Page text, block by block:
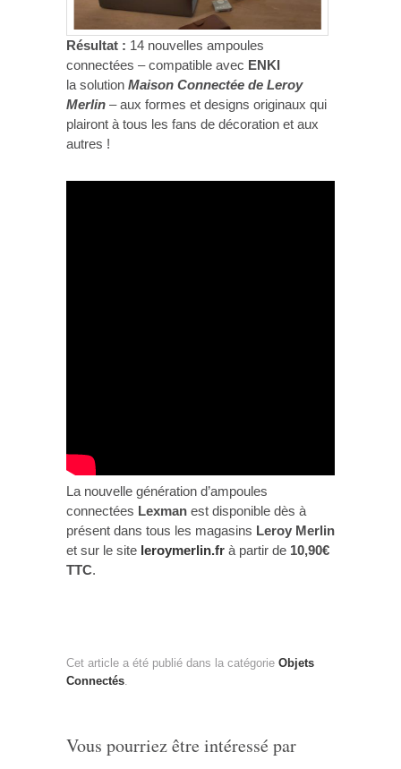
Résultat : 14 nouvelles ampoules
connectées – compatible avec ENKI
la solution Maison Connectée de Leroy
Merlin – aux formes et designs originaux qui
plairont à tous les fans de décoration et aux
autres !
La nouvelle génération d’ampoules
connectées Lexman est disponible dès à
présent dans tous les magasins Leroy Merlin
et sur le site leroymerlin.fr à partir de 10,90€
TTC.
Cet article a été publié dans la catégorie Objets
Connectés
Vous pourriez être intéressé par